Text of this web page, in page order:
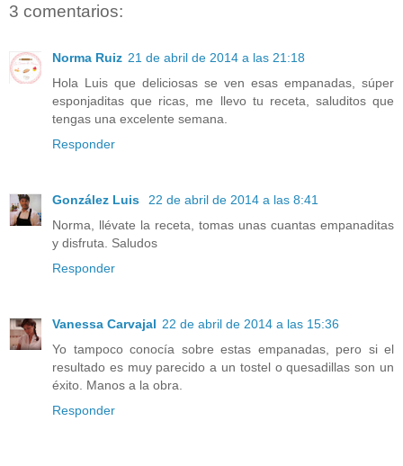
3 comentarios:
Norma Ruiz 21 de abril de 2014 a las 21:18
Hola Luis que deliciosas se ven esas empanadas, súper
esponjaditas que ricas, me llevo tu receta, saluditos que
tengas una excelente semana.
Responder
González Luis
22 de abril de 2014 a las 8:41
Norma, llévate la receta, tomas unas cuantas empanaditas
y disfruta. Saludos
Responder
Vanessa Carvajal 22 de abril de 2014 a las 15:36
Yo tampoco conocía sobre estas empanadas, pero si el
resultado es muy parecido a un tostel o quesadillas son un
éxito. Manos a la obra.
Responder